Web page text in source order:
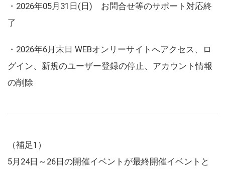
・2026年05月31日(日) お問合せ等のサポート対応終
了
・2026年6月末日 WEBオンリーサイトへアクセス、ロ
グイン、新規のユーザー登録の停止、アカウント情報
の削除
（補足1）
5月24日～26日の開催イベントが最終開催イベントと